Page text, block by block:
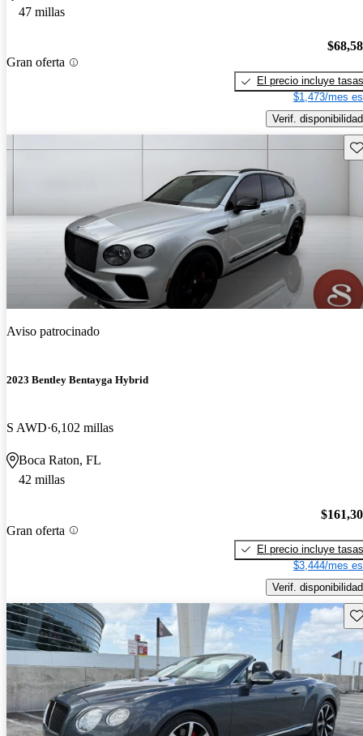
47 millas
Gran oferta
El precio incluye tasas
$1,473/mes
Verif. disponibilidad
Aviso patrocinado
2023 Bentley Bentayga Hybrid
S AWD 6,102 millas
Boca Raton, FL
42 millas
Gran oferta
El precio incluye tasas
$3,444/mes
Verif. disponibilidad